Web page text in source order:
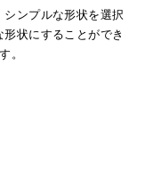
ンプルな形状を選択
状にすることができ
。